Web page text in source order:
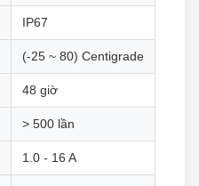
IP67
(-25 ~ 80) Centigrade
48 giờ
> 500 lần
1.0 - 16 A